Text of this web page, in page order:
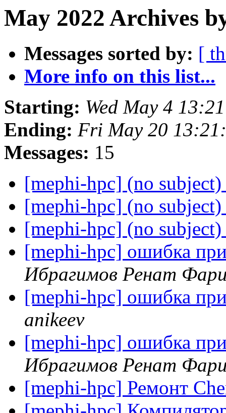
May 2022 Archives
Messages sorted by: [
More info on this list...
Starting: Wed May 4
Ending: Fri May 20
Messages: 15
[mephi-hpc] (no subject)
[mephi-hpc] (no subject)
[mephi-hpc] (no subject)
[mephi-hpc] ошибка
Ибрагимов Ренат
[mephi-hpc] ошибка
anikeev
[mephi-hpc] ошибка
Ибрагимов Ренат
[mephi-hpc] Ремонт